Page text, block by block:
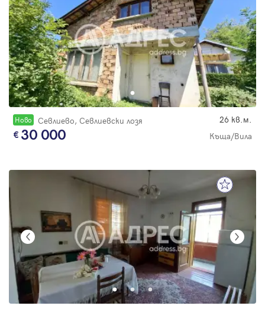
Новo Севлиево, Севлиевски лозя 26 кв.м.
30 000 Къща/Вила